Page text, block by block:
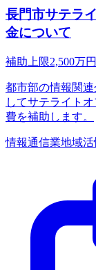
長門市サテラ
金について
補助上限2,500万円
都市部の情報関
してサテライト
費を補助します。
情報通信業地域